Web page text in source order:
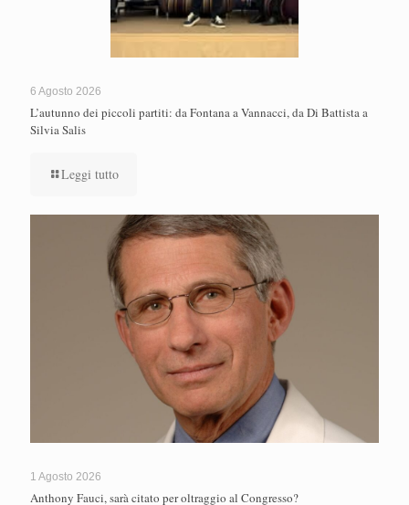
6 Agosto 2026
L’autunno dei piccoli partiti: da Fontana a Vannacci, da Di Battista a
Silvia Salis
Leggi tutto
1 Agosto 2026
Anthony Fauci, sarà citato per oltraggio al Congresso?